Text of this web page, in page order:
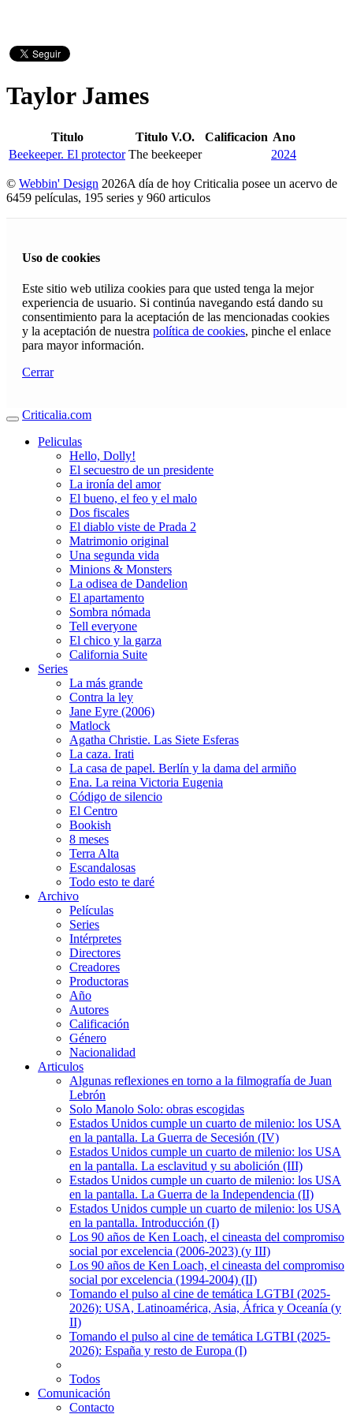
Taylor James
Titulo Titulo V.O. Calificacion Ano
Beekeeper. El protector The beekeeper 2024
© Webbin' Design 2026A día de hoy Criticalia posee un acervo de
6459 películas, 195 series y 960 articulos
Uso de cookies
Este sitio web utiliza cookies para que usted tenga la mejor
experiencia de usuario. Si continúa navegando está dando su
consentimiento para la aceptación de las mencionadas cookies
y la aceptación de nuestra política de cookies, pinche el enlace
para mayor información.
Cerrar
Criticalia.com
Peliculas
Hello, Dolly!
El secuestro de un presidente
La ironía del amor
El bueno, el feo y el malo
Dos fiscales
El diablo viste de Prada 2
Matrimonio original
Una segunda vida
Minions & Monsters
La odisea de Dandelion
El apartamento
Sombra nómada
Tell everyone
El chico y la garza
California Suite
Series
La más grande
Contra la ley
Jane Eyre (2006)
Matlock
Agatha Christie. Las Siete Esferas
La caza. Irati
La casa de papel. Berlín y la dama del armiño
Ena. La reina Victoria Eugenia
Código de silencio
El Centro
Bookish
8 meses
Terra Alta
Escandalosas
Todo esto te daré
Archivo
Películas
Series
Intérpretes
Directores
Creadores
Productoras
Año
Autores
Calificación
Género
Nacionalidad
Articulos
Algunas reflexiones en torno a la filmografía de Juan
Lebrón
Solo Manolo Solo: obras escogidas
Estados Unidos cumple un cuarto de milenio: los USA
en la pantalla. La Guerra de Secesión (IV)
Estados Unidos cumple un cuarto de milenio: los USA
en la pantalla. La esclavitud y su abolición (III)
Estados Unidos cumple un cuarto de milenio: los USA
en la pantalla. La Guerra de la Independencia (II)
Estados Unidos cumple un cuarto de milenio: los USA
en la pantalla. Introducción (I)
Los 90 años de Ken Loach, el cineasta del compromiso
social por excelencia (2006-2023) (y III)
Los 90 años de Ken Loach, el cineasta del compromiso
social por excelencia (1994-2004) (II)
Tomando el pulso al cine de temática LGTBI (2025-
2026): USA, Latinoamérica, Asia, África y Oceanía (y
II)
Tomando el pulso al cine de temática LGTBI (2025-
2026): España y resto de Europa (I)
Todos
Comunicación
Contacto